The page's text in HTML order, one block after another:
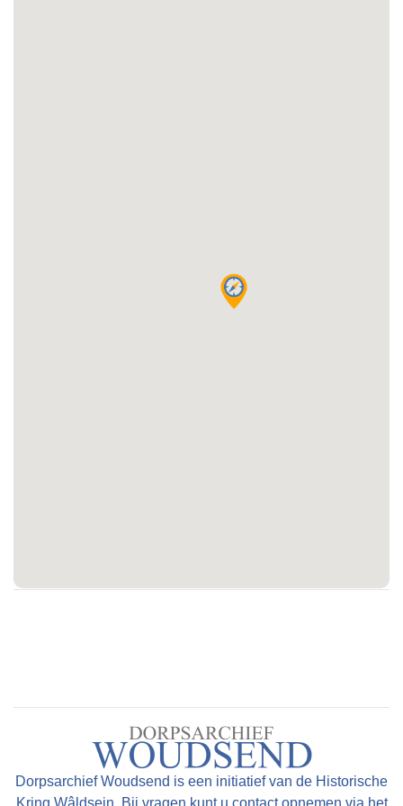
Dorpsarchief Woudsend is een initiatief van de Historische
Kring Wâldsein. Bij vragen kunt u contact opnemen via het